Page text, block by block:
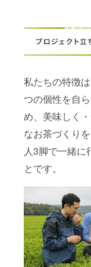
私たちの特徴
つの個性を自
め、美味しく
なお茶づくり
人3脚で一緒に
とです。